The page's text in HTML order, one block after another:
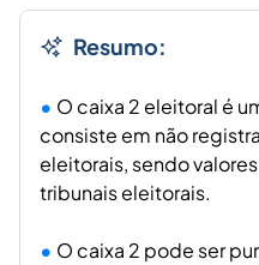
Resumo:
O caixa 2 eleitoral é
consiste em não
eleitorais, sendo
tribunais eleitorais.
O caixa 2 pode ser